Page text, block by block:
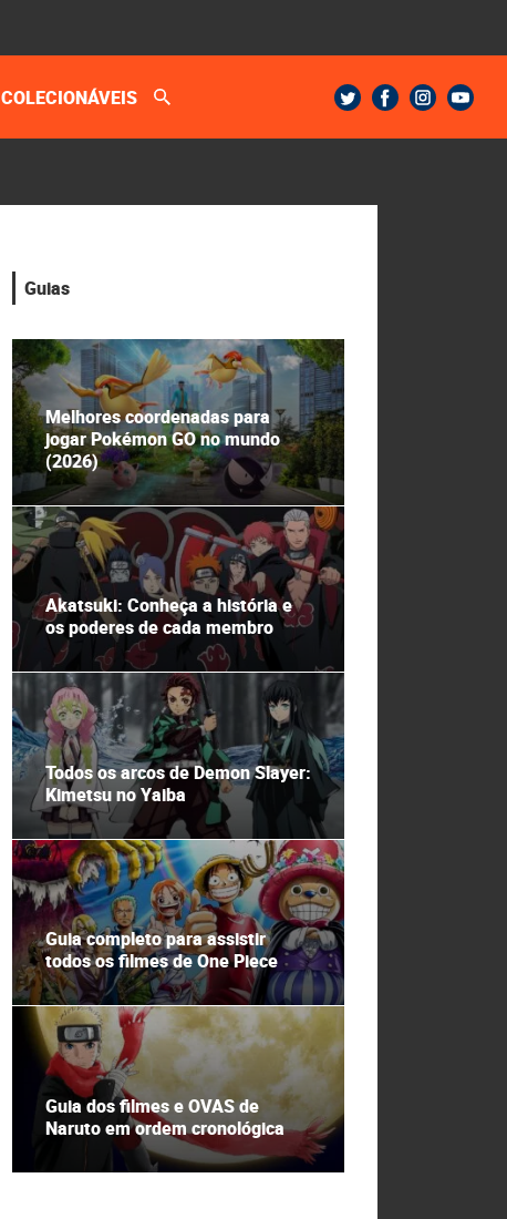
COLECIONÁVEIS
Guias
Melhores coordenadas para
jogar Pokémon GO no mundo
(2026)
Akatsuki: Conheça a história e
os poderes de cada membro
Todos os arcos de Demon Slayer:
Kimetsu no Yaiba
Guia completo para assistir
todos os filmes de One Piece
Guia dos filmes e OVAS de
Naruto em ordem cronológica